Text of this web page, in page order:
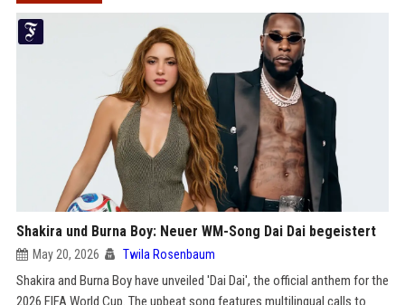
Shakira und Burna Boy: Neuer WM-Song Dai Dai begeistert
May 20, 2026 Twila Rosenbaum
Shakira and Burna Boy have unveiled 'Dai Dai', the official anthem for the
2026 FIFA World Cup. The upbeat song features multilingual calls to